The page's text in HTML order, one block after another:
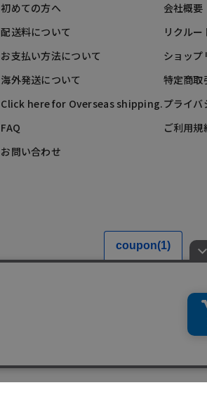
初めての方へ
配送料について
お支払い方法について
海外発送について
Click here for Overseas shipping.
FAQ
お問い合わせ
会社概要
リクルー
ショップ
特定商取
プライバ
ご利用規